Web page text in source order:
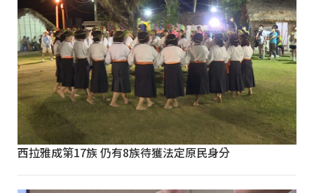
西拉雅成第17族 仍有8族待獲法定原民身分